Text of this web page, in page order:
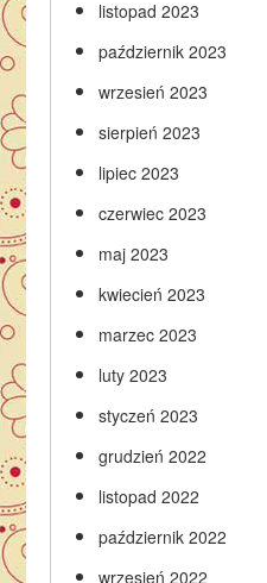
listopad 2023
październik 2023
wrzesień 2023
sierpień 2023
lipiec 2023
czerwiec 2023
maj 2023
kwiecień 2023
marzec 2023
luty 2023
styczeń 2023
grudzień 2022
listopad 2022
październik 2022
wrzesień 2022